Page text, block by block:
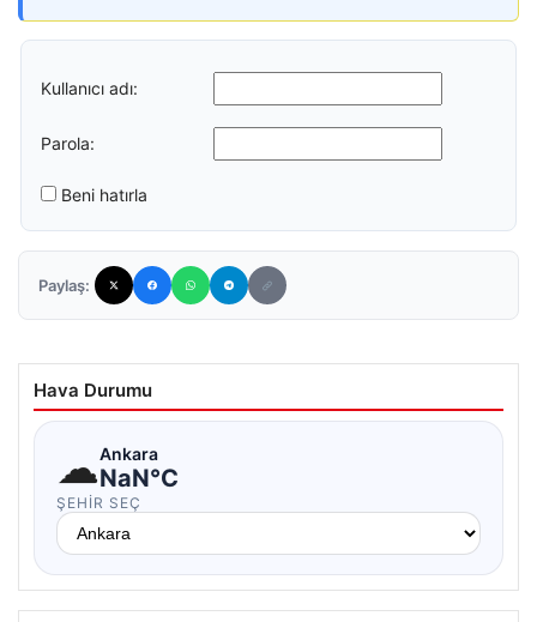
Kullanıcı adı:
Parola:
Beni hatırla
Paylaş:
Hava Durumu
☁Ankara
NaN°C
ŞEHIR SEÇ